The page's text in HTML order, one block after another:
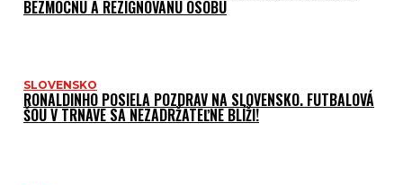
BEZMOCNÚ A REZIGNOVANÚ OSOBU
SLOVENSKO
RONALDINHO POSIELA POZDRAV NA SLOVENSKO. FUTBALOVÁ
ŠOU V TRNAVE SA NEZADRŽATEĽNE BLÍŽI!